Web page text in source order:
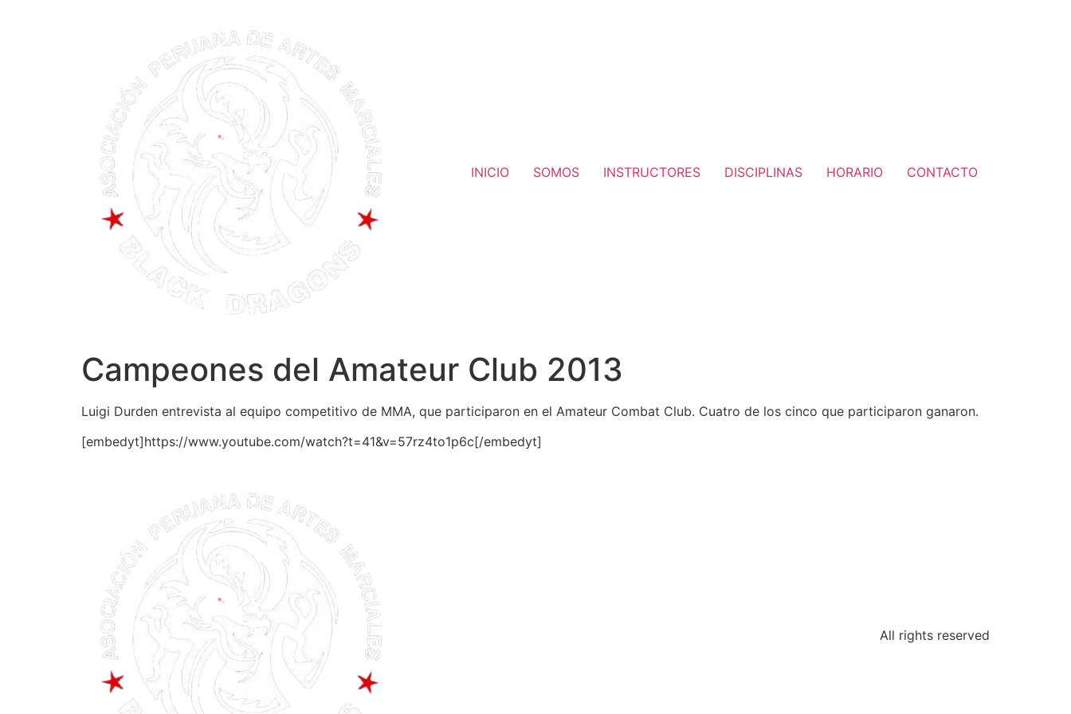
INICIO SOMOS INSTRUCTORES DISCIPLINAS HORARIO CONTACTO
Campeones del Amateur Club 2013
Luigi Durden entrevista al equipo competitivo de MMA, que participaron en el Amateur Combat Club. Cuatro de los cinco que participaron ganaron.
[embedyt]https://www.youtube.com/watch?t=41&v=57rz4to1p6c[/embedyt]
All rights reserved